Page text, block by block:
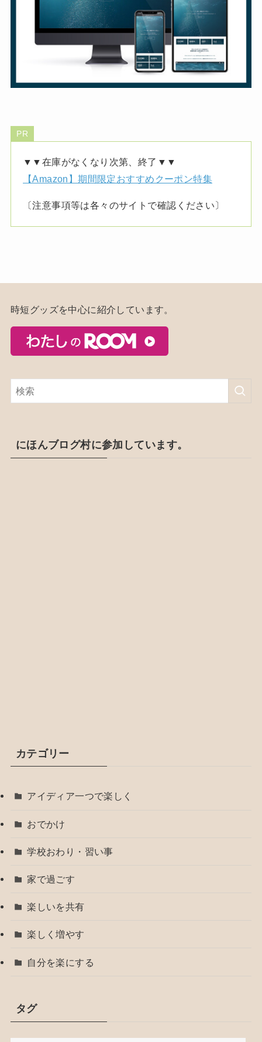
PR
▼▼在庫がなくなり次第、終了▼▼
【Amazon】期間限定おすすめクーポン特集
〔注意事項等は各々のサイトで確認ください〕
時短グッズを中心に紹介しています。
にほんブログ村に参加しています。
カテゴリー
アイディア一つで楽しく
おでかけ
学校おわり・習い事
家で過ごす
楽しいを共有
楽しく増やす
自分を楽にする
タグ